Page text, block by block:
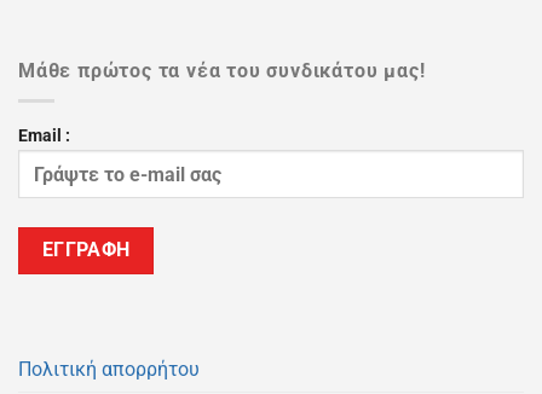
Μάθε πρώτος τα νέα του συνδικάτου μας!
Email :
Πολιτική απορρήτου